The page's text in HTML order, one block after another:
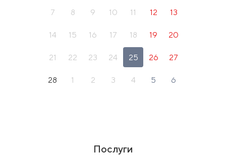
7 8 9 10 11 12 13
14 15 16 17 18 19 20
21 22 23 24 25 26 27
28 1 2 3 4 5 6
Послуги